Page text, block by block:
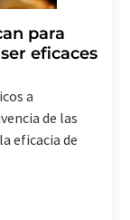
para
eficaces
a
de las
eficacia de